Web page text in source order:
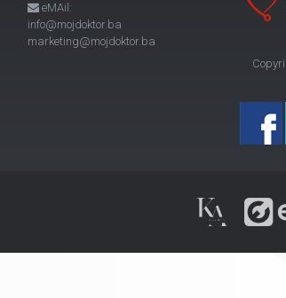
eMAil:
info@mojdoktor.ba
marketing@mojdoktor.ba